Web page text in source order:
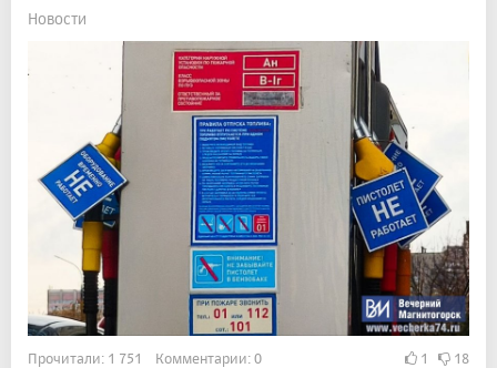
Новости
Прочитали: 1 751 Комментарии: 0 1 18